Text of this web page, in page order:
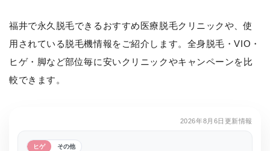
福井で永久脱毛できるおすすめ医療脱毛クリニックや、使
用されている脱毛機情報をご紹介します。全身脱毛・VIO・
ヒゲ・脚など部位毎に安いクリニックやキャンペーンを比
較できます。
2026年8月6日更新情報
ヒゲ その他